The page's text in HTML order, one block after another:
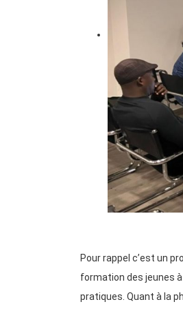
Pour rappel c’est un
formation des jeunes à
pratiques. Quant à la